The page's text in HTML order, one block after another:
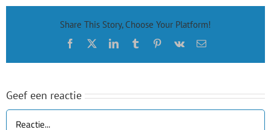
Share This Story, Choose Your Platform!
Facebook
X LinkedInTumblrPinterest
Vk
E-
Geef een reactie
Reactie